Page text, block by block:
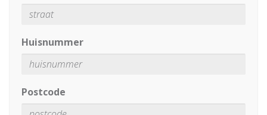
Huisnummer
Postcode